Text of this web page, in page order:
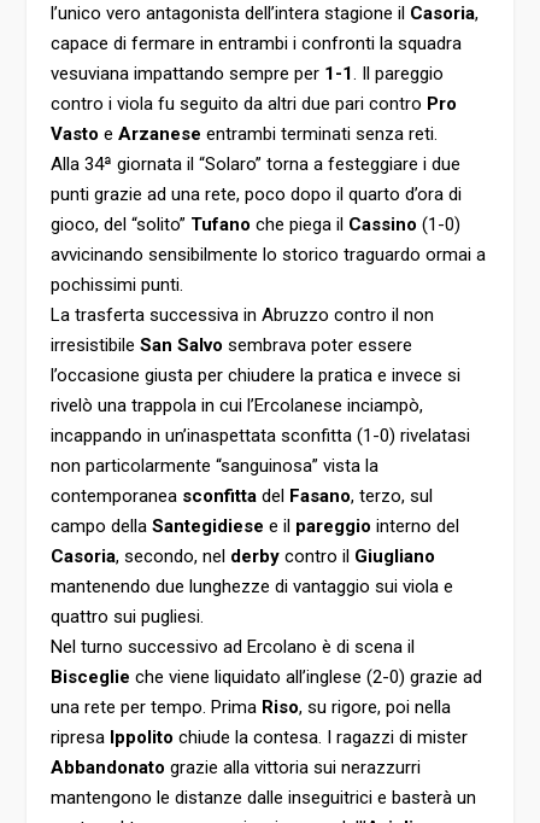
l’unico vero antagonista dell’intera stagione il Casoria,
capace di fermare in entrambi i confronti la squadra
vesuviana impattando sempre per 1-1. Il pareggio
contro i viola fu seguito da altri due pari contro Pro
Vasto eArzanese entrambi terminati senza reti.
Alla 34ª giornata il “Solaro” torna a festeggiare i due
punti grazie ad una rete, poco dopo il quarto d’ora di
gioco, del “solito” Tufano che piega il Cassino (1-0)
avvicinando sensibilmente lo storico traguardo ormai a
pochissimi punti.
La trasferta successiva in Abruzzo contro il non
irresistibileSan Salvo sembrava poter essere
l’occasione giusta per chiudere la pratica e invece si
rivelò una trappola in cui l’Ercolanese inciampò,
incappando in un’inaspettata sconfitta (1-0) rivelatasi
non particolarmente “sanguinosa” vista la
contemporanea sconfitta del Fasano, terzo, sul
campo dellaSantegidiese e il pareggio interno del
Casoria, secondo, nel derby contro il Giugliano
mantenendo due lunghezze di vantaggio sui viola e
quattro sui pugliesi.
Nel turno successivo ad Ercolano è di scena il
Bisceglie che viene liquidato all’inglese (2-0) grazie ad
una rete per tempo. Prima Riso, su rigore, poi nella
ripresa Ippolito chiude la contesa. I ragazzi di mister
Abbandonato grazie alla vittoria sui nerazzurri
mantengono le distanze dalle inseguitrici e basterà un